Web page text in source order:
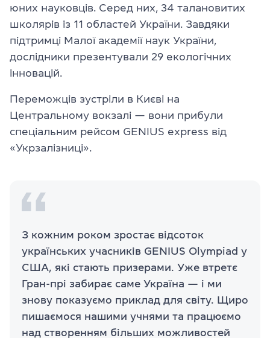
юних науковців. Серед них, 34 талановитих
школярів із 11 областей України. Завдяки
підтримці Малої академії наук України,
дослідники презентували 29 екологічних
інновацій.
Переможців зустріли в Києві на
Центральному вокзалі — вони прибули
спеціальним рейсом GENIUS express від
«Укрзалізниці».
З кожним роком зростає відсоток
українських учасників GENIUS Olympiad у
США, які стають призерами. Уже втретє
Гран-прі забирає саме Україна — і ми
знову показуємо приклад для світу. Щиро
пишаємося нашими учнями та працюємо
над створенням більших можливостей